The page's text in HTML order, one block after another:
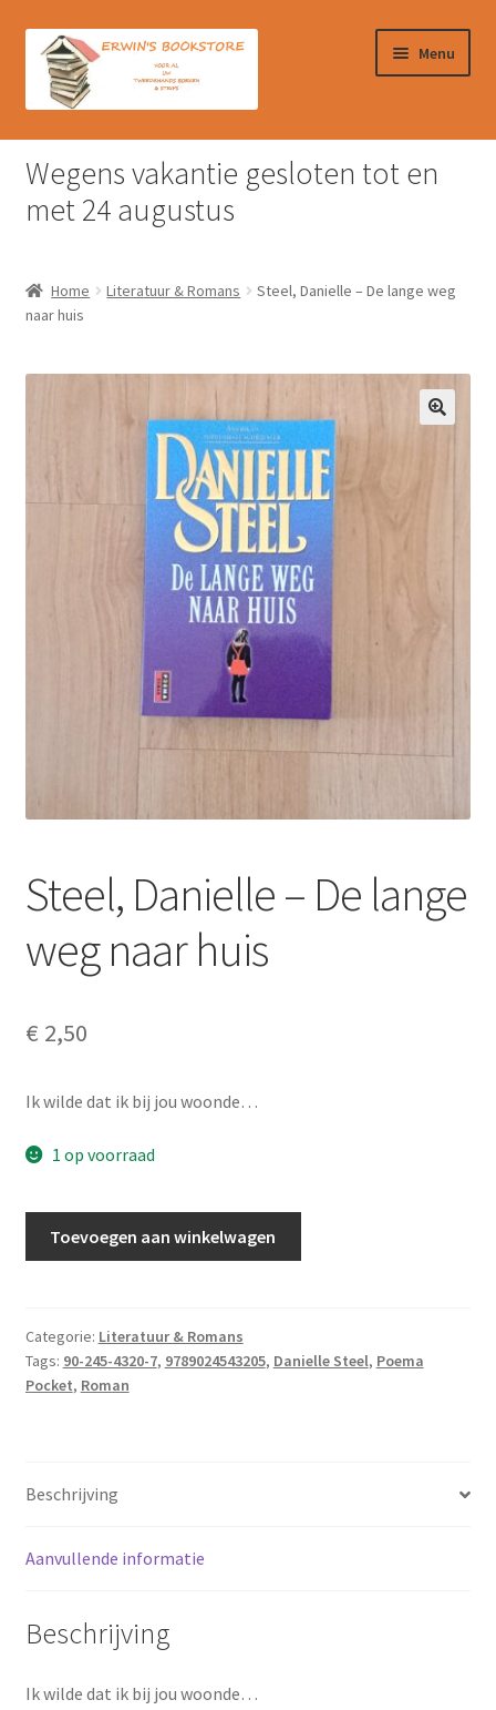
door
naar
naar
Menu
Home
Afrekenen
Contact
Verzendkosten & Ophalen boeken
Wegens vakantie gesloten tot en
met 24 augustus
Home Literatuur & Romans
Steel, Danielle – De lange weg
naar huis
Steel, Danielle – De lange
weg naar huis
€ 2,50
Ik wilde dat ik bij jou woonde…
1 op voorraad
lange
weg
naar
Toevoegen aan winkelwagen
Categorie: Literatuur & Romans
Tags: 90-245-4320-7, 9789024543205, Danielle Steel, Poema
Pocket, Roman
Beschrijving
Aanvullende informatie
Beschrijving
Ik wilde dat ik bij jou woonde…